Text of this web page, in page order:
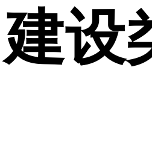
建设